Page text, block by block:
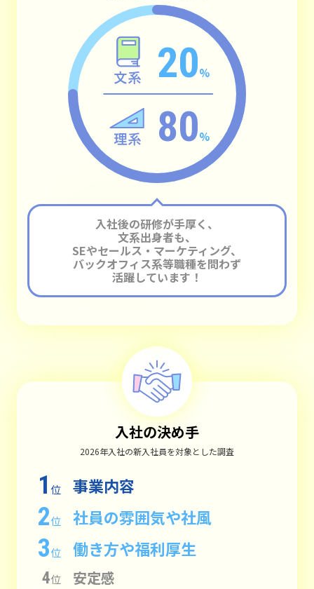
入社の決め手
2026年入社の新入社員を対象とした調査
1 位 事業内容
2位 社員の雰囲気や社風
3位 働き方や福利厚生
4位 安定感
20%
80%
入社後の研修が手厚く、
文系出身者も、
SEやセールス・マーケティング、
バックオフィス系等職種を問わず
活躍しています！